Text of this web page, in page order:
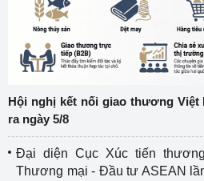
Hội nghị kết nối giao thương Việt
ra ngày 5/8
Đại diện Cục Xúc tiến
Thương mại - Đầu tư ASEAN